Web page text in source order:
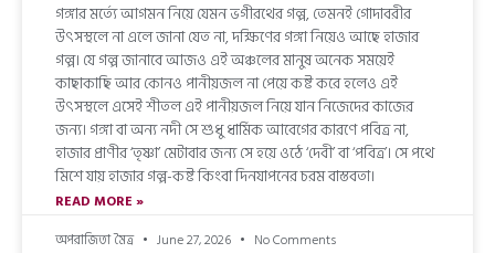
গঙ্গার মর্ত্যে আগমন নিয়ে যেমন ভগীরথের গল্প, তেমনই গোদাবরীর
উৎসস্থলে না এলে জানা যেত না, দক্ষিণের গঙ্গা নিয়েও আছে হাজার
গল্প। যে গল্প জানাবে আজও এই অঞ্চলের মানুষ অনেক সময়েই
কাছাকাছি আর কোনও পানীয়জল না পেয়ে কষ্ট করে হলেও এই
উৎসস্থলে এসেই শীতল এই পানীয়জল নিয়ে যান নিজেদের কাজের
জন্য। গঙ্গা বা অন্য নদী সে শুধু ধার্মিক আবেগের কারণে পবিত্র না,
হাজার প্রাণীর ‘তৃষ্ণা’ মেটাবার জন্য সে হয়ে ওঠে ‘দেবী’ বা ‘পবিত্র’। সে পথে
মিশে যায় হাজার গল্প-কষ্ট কিংবা দিনযাপনের চরম বাস্তবতা।
READ MORE »
অপরাজিতা মৈত্র
June 27, 2026 No Comments